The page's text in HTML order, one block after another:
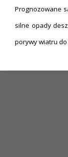
Prognozowane
silne opady
porywy wiatru